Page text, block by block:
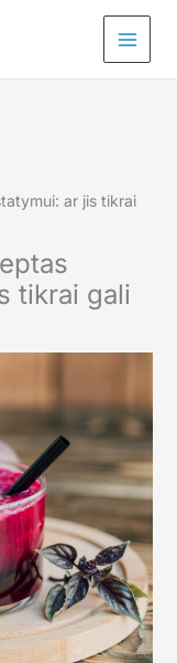
ar jis tikrai
tikrai gali